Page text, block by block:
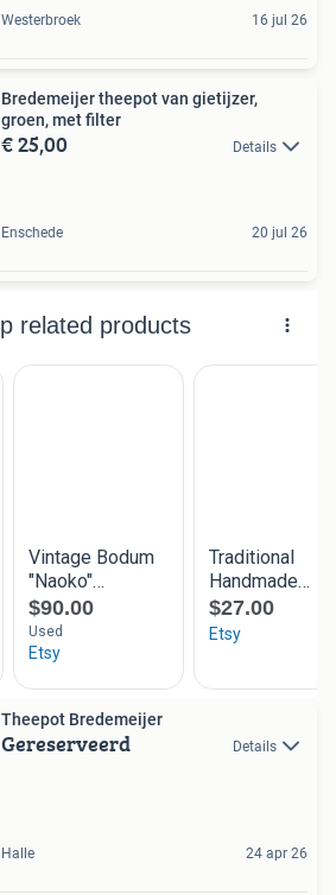
Westerbroek 16 jul 26
Bredemeijer theepot van gietijzer,
groen, met filter
€ 25,00 Details
Enschede 20 jul 26
Theepot Bredemeijer
Gereserveerd Details
Halle 24 apr 26